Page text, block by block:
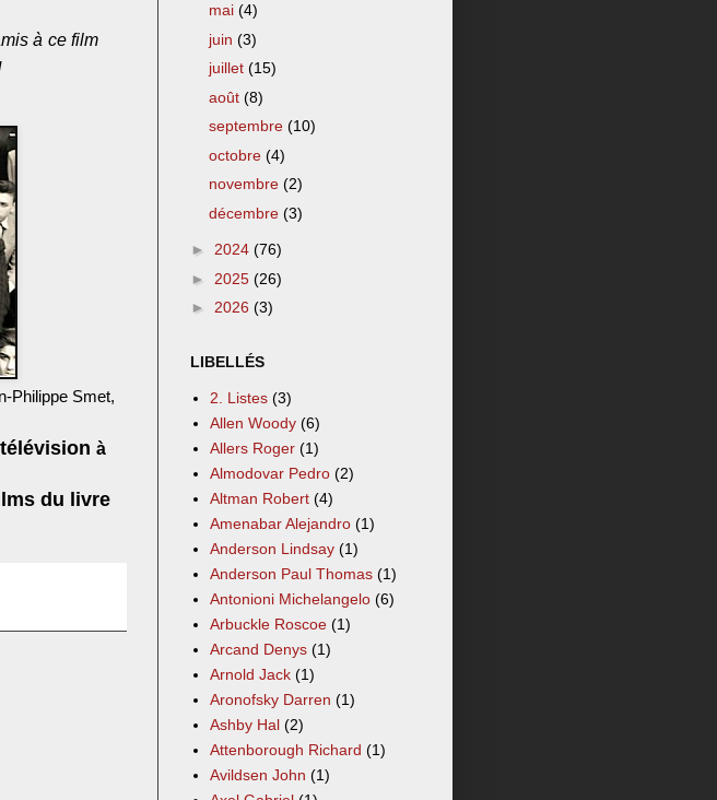
à ce film
Philippe Smet,
à
du livre
mai (4)
juin (3)
juillet (15)
août (8)
septembre (10)
octobre (4)
novembre (2)
décembre (3)
► 2024 (76)
► 2025 (26)
► 2026 (3)
LIBELLÉS
2. Listes (3)
Allen Woody (6)
Allers Roger (1)
Almodovar Pedro (2)
Altman Robert (4)
Amenabar Alejandro (1)
Anderson Lindsay (1)
Anderson Paul Thomas (1)
Antonioni Michelangelo (6)
Arbuckle Roscoe (1)
Arcand Denys (1)
Arnold Jack (1)
Aronofsky Darren (1)
Ashby Hal (2)
Attenborough Richard (1)
Avildsen John (1)